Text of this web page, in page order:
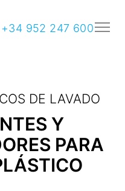
+34 952 247 600
DE LAVADO
Y
PARA